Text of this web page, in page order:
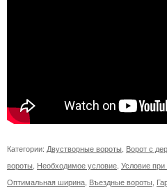
Категории: Двустворные вороты Ворот с
вороты Необходимое условие Условие при
Оптимальная ширина Въездные вороты